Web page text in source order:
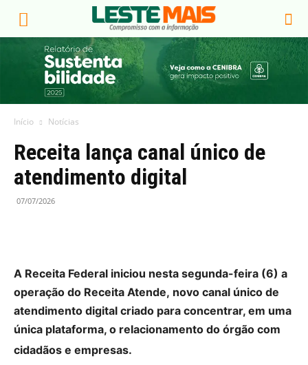
Início Notícias
Receita lança canal único de
atendimento digital
07/07/2026
A Receita Federal iniciou nesta segunda-feira (6) a
operação do Receita Atende, novo canal único de
atendimento digital criado para concentrar, em uma
única plataforma, o relacionamento do órgão com
cidadãos e empresas.